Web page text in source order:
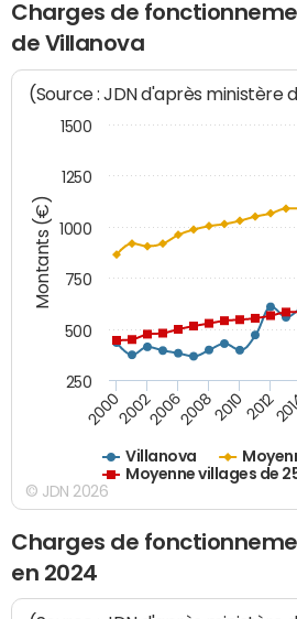
Charges de
de Villanova
Montants (€)
(Source : JDN d'après ministère
Villanova
Moyenne villages de
200020022006200820102012
250
500
750
1000
1250
1500
© JDN 2026
Charges de
en 2024